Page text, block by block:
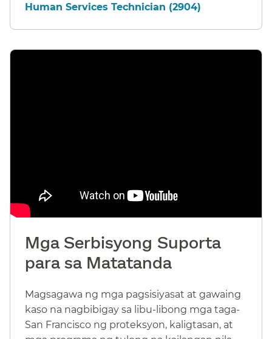
Human Services Technician (2904)​​
Mga Serbisyong Suporta
para sa Matatanda​​
Magsagawa ng mga pagsisiyasat at gawaing
kaso na nagbibigay sa libu-libong mga taga-
San Francisco ng proteksyon, kaligtasan, at